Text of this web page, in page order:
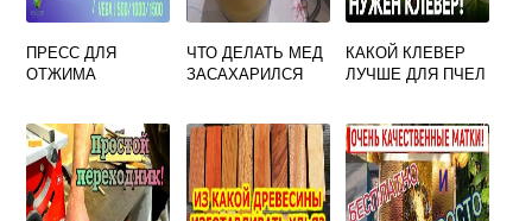
ПРЕСС ДЛЯ
ОТЖИМА
ЧТО ДЕЛАТЬ МЕД
ЗАСАХАРИЛСЯ
КАКОЙ КЛЕВЕР
ЛУЧШЕ ДЛЯ ПЧЕЛ